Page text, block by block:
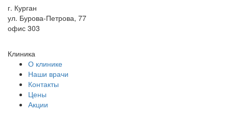
г. Курган
ул. Бурова-Петрова, 77
офис 303
Клиника
О клинике
Наши врачи
Контакты
Цены
Акции